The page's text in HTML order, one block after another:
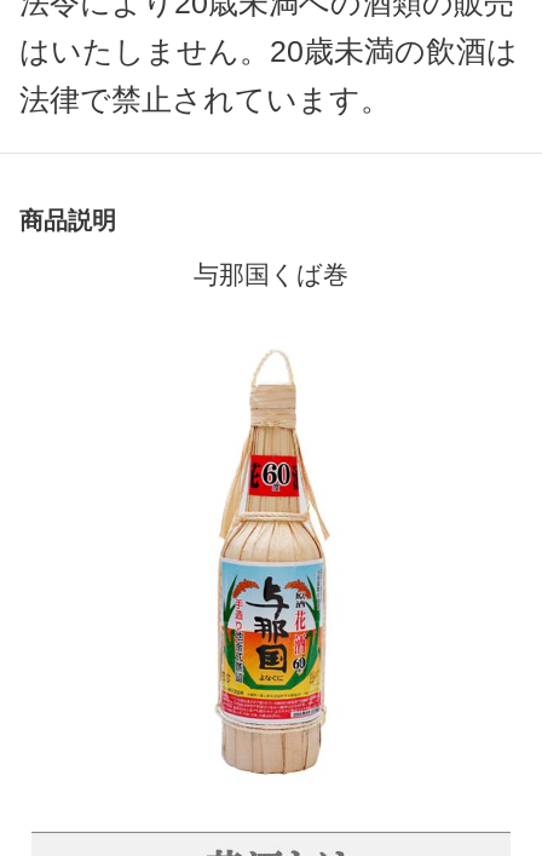
はいたしません。20歳未満の飲酒は
法律で禁止されています。
商品説明
与那国くば巻